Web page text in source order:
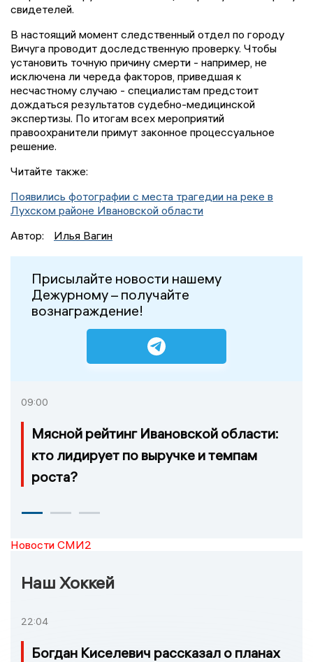
свидетелей.
В настоящий момент следственный отдел по городу
Вичуга проводит доследственную проверку. Чтобы
установить точную причину смерти - например, не
исключена ли череда факторов, приведшая к
несчастному случаю - специалистам предстоит
дождаться результатов судебно-медицинской
экспертизы. По итогам всех мероприятий
правоохранители примут законное процессуальное
решение.
Читайте также:
Появились фотографии с места трагедии на реке в
Лухском районе Ивановской области
Автор:
Илья Вагин
Присылайте новости нашему
Дежурному – получайте
вознаграждение!
09:00
Мясной рейтинг Ивановской области:
кто лидирует по выручке и темпам
роста?
Новости СМИ2
Наш Хоккей
22:04
Богдан Киселевич рассказал о планах